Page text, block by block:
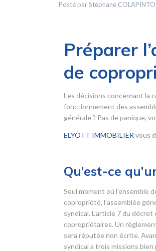
Posté par Stéphane
Préparer
de
Les décisions concernant la
fonctionnement des
générale ? Pas de panique,
ELYOTT IMMOBILIER vous
Qu’est-ce
Seul moment où
copropriété, l’assemblée
syndical. L’article 7 du
copropriétaires. Un
sera réputée non écrite.
syndical a trois missions